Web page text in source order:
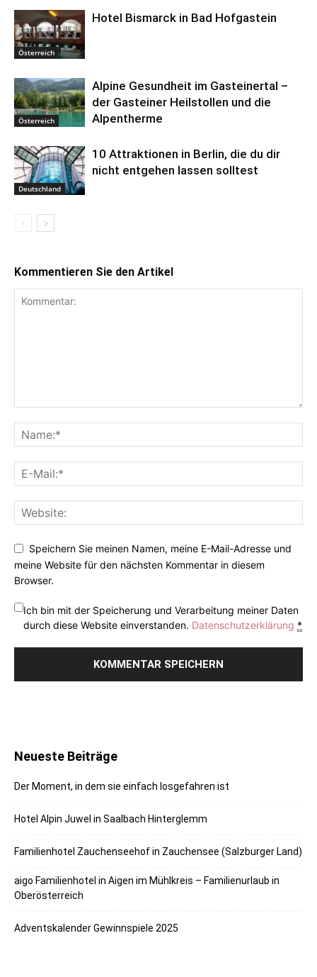
Österreich
Hotel Bismarck in Bad Hofgastein
Österreich
Alpine Gesundheit im Gasteinertal –
der Gasteiner Heilstollen und die
Alpentherme
Deutschland
10 Attraktionen in Berlin, die du dir
nicht entgehen lassen solltest
Kommentieren Sie den Artikel
Speichern Sie meinen Namen, meine E-Mail-Adresse und
meine Website für den nächsten Kommentar in diesem
Browser.
Ich bin mit der Speicherung und Verarbeitung meiner Daten
durch diese Website einverstanden. Datenschutzerklärung *
Neueste Beiträge
Der Moment, in dem sie einfach losgefahren ist
Hotel Alpin Juwel in Saalbach Hinterglemm
Familienhotel Zauchenseehof in Zauchensee (Salzburger Land)
aigo Familienhotel in Aigen im Mühlkreis – Familienurlaub in
Oberösterreich
Adventskalender Gewinnspiele 2025